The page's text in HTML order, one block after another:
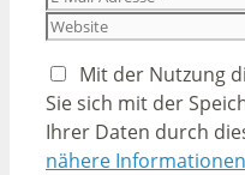
Mit der Nutzung
Sie sich mit der
Ihrer Daten durch
nähere